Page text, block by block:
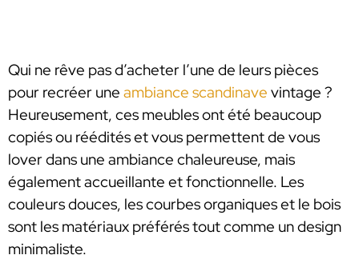
Qui ne rêve pas d’acheter l’une de leurs pièces
pour recréer une ambiance scandinave vintage ?
Heureusement, ces meubles ont été beaucoup
copiés ou réédités et vous permettent de vous
lover dans une ambiance chaleureuse, mais
également accueillante et fonctionnelle. Les
couleurs douces, les courbes organiques et le bois
sont les matériaux préférés tout comme un design
minimaliste.